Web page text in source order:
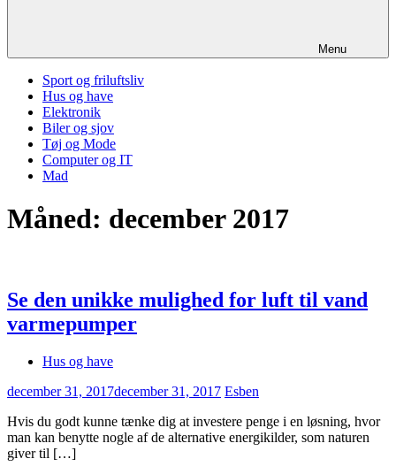
Menu
Sport og friluftsliv
Hus og have
Elektronik
Biler og sjov
Tøj og Mode
Computer og IT
Mad
Måned: december 2017
Se den unikke mulighed for luft til vand
varmepumper
Hus og have
december 31, 2017december 31, 2017 Esben
Hvis du godt kunne tænke dig at investere penge i en løsning, hvor
man kan benytte nogle af de alternative energikilder, som naturen
giver til […]